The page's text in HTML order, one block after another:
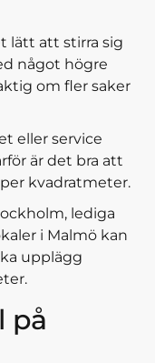
lätt att stirra sig
något högre
om fler saker
eller service
är det bra att
kvadratmeter.
lediga
i Malmö kan
upplägg
på